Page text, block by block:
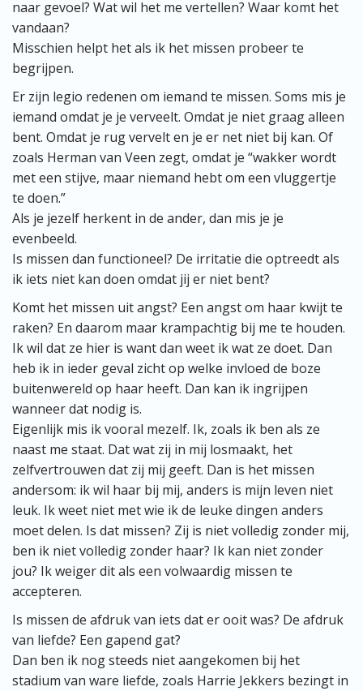
naar gevoel? Wat wil het me vertellen? Waar komt het
vandaan?
Misschien helpt het als ik het missen probeer te
begrijpen.
Er zijn legio redenen om iemand te missen. Soms mis je
iemand omdat je je verveelt. Omdat je niet graag alleen
bent. Omdat je rug vervelt en je er net niet bij kan. Of
zoals Herman van Veen zegt, omdat je “wakker wordt
met een stijve, maar niemand hebt om een vluggertje
te doen.”
Als je jezelf herkent in de ander, dan mis je je
evenbeeld.
Is missen dan functioneel? De irritatie die optreedt als
ik iets niet kan doen omdat jij er niet bent?
Komt het missen uit angst? Een angst om haar kwijt te
raken? En daarom maar krampachtig bij me te houden.
Ik wil dat ze hier is want dan weet ik wat ze doet. Dan
heb ik in ieder geval zicht op welke invloed de boze
buitenwereld op haar heeft. Dan kan ik ingrijpen
wanneer dat nodig is.
Eigenlijk mis ik vooral mezelf. Ik, zoals ik ben als ze
naast me staat. Dat wat zij in mij losmaakt, het
zelfvertrouwen dat zij mij geeft. Dan is het missen
andersom: ik wil haar bij mij, anders is mijn leven niet
leuk. Ik weet niet met wie ik de leuke dingen anders
moet delen. Is dat missen? Zij is niet volledig zonder mij,
ben ik niet volledig zonder haar? Ik kan niet zonder
jou? Ik weiger dit als een volwaardig missen te
accepteren.
Is missen de afdruk van iets dat er ooit was? De afdruk
van liefde? Een gapend gat?
Dan ben ik nog steeds niet aangekomen bij het
stadium van ware liefde, zoals Harrie Jekkers bezingt in